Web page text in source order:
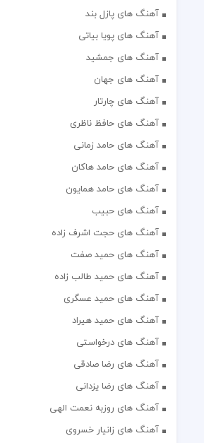
آهنگ های پازل بند
آهنگ های پویا بیاتی
آهنگ های جمشید
آهنگ های جهان
آهنگ های چارتار
آهنگ های حافظ ناظری
آهنگ های حامد زمانی
آهنگ های حامد هاکان
آهنگ های حامد همایون
آهنگ های حبیب
آهنگ های حجت اشرف زاده
آهنگ های حمید صفت
آهنگ های حمید طالب زاده
آهنگ های حمید عسگری
آهنگ های حمید هیراد
آهنگ های درخواستی
آهنگ های رضا صادقی
آهنگ های رضا یزدانی
آهنگ های روزبه نعمت الهی
آهنگ های زانیار خسروی